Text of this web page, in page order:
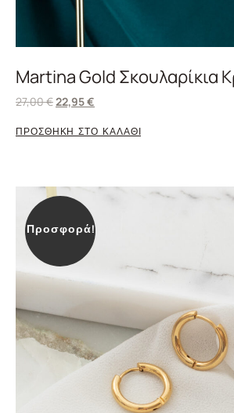
Martina Gold Σκουλαρίκια
27,00€22,95€
ΠΡΟΣΘΗΚΗ ΣΤΟ ΚΑΛΑΘΙ
Προσφορά!